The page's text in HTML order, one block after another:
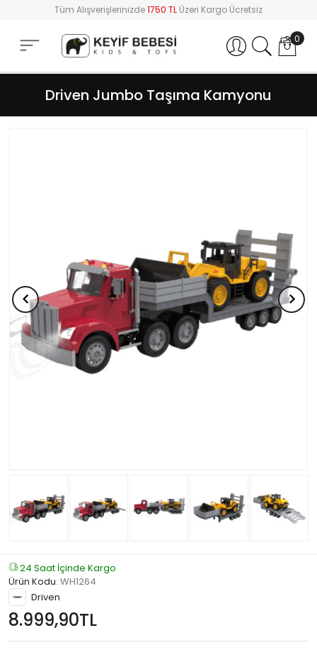
Tüm Alışverişlerinizde1750 TL Üzeri Kargo Ücretsiz
Hesabım 0
Driven Jumbo Taşıma Kamyonu
24 Saat İçinde Kargo
Ürün Kodu: WH1264
Driven
8.999,90TL